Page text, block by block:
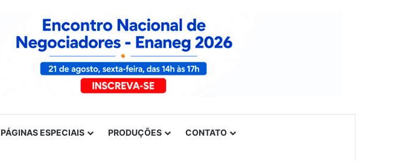
PÁGINAS ESPECIAIS PRODUÇÕES CONTATO